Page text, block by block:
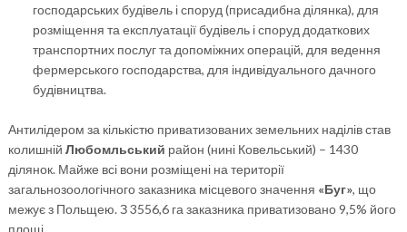
господарських будівель і споруд (присадибна ділянка), для
розміщення та експлуатації будівель і споруд додаткових
транспортних послуг та допоміжних операцій, для ведення
фермерського господарства, для індивідуального дачного
будівництва.
Антилідером за кількістю приватизованих земельних наділів став
колишній Любомльський район (нині Ковельський) – 1430
ділянок. Майже всі вони розміщені на території
загальнозоологічного заказника місцевого значення «Буг», що
межує з Польщею. З 3556,6 га заказника приватизовано 9,5% його
площі.